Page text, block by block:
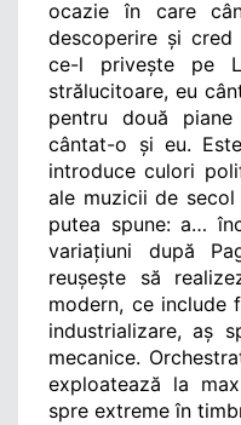
ocazie în care
descoperire și
ce-l privește pe
strălucitoare, eu
pentru două
cântat-o și eu.
introduce culori
ale muzicii de
putea spune: a…
variațiuni după
reușește să
modern, ce include
industrializare, aș
mecanice.
exploatează la
spre extreme în